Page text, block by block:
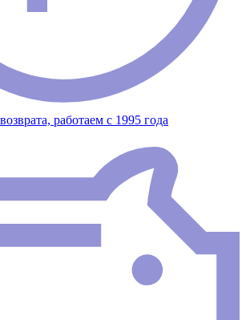
работаем с 1995 года